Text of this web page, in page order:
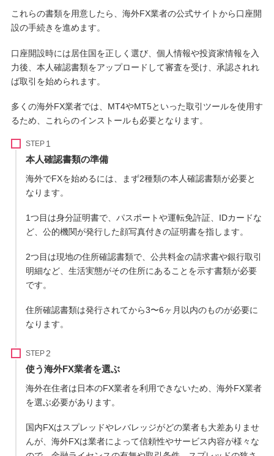
これらの書類を用意したら、海外FX業者の公式サイトから口座開
設の手続きを進めます。
口座開設時には居住国を正しく選び、個人情報や投資家情報を入
力後、本人確認書類をアップロードして審査を受け、承認されれ
ば取引を始められます。
多くの海外FX業者では、MT4やMT5といった取引ツールを使用す
るため、これらのインストールも必要となります。
STEP
本人確認書類の準備
海外でFXを始めるには、まず2種類の本人確認書類が必要と
なります。
1つ目は身分証明書で、パスポートや運転免許証、IDカードな
ど、公的機関が発行した顔写真付きの証明書を指します。
2つ目は現地の住所確認書類で、公共料金の請求書や銀行取引
明細など、生活実態がその住所にあることを示す書類が必要
です。
住所確認書類は発行されてから3〜6ヶ月以内のものが必要に
なります。
STEP
使う海外FX業者を選ぶ
海外在住者は日本のFX業者を利用できないため、海外FX業者
を選ぶ必要があります。
国内FXはスプレッドやレバレッジがどの業者も大差ありませ
んが、海外FXは業者によって信頼性やサービス内容が様々な